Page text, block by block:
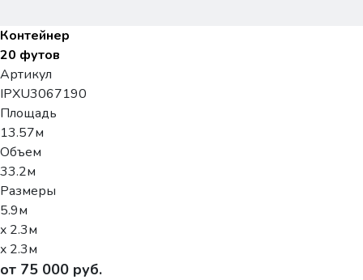
Контейнер
20 футов
Артикул
IPXU3067190
Площадь
13.57м
Объем
33.2м
Размеры
5.9м
x 2.3м
x 2.3м
от 75 000 руб.